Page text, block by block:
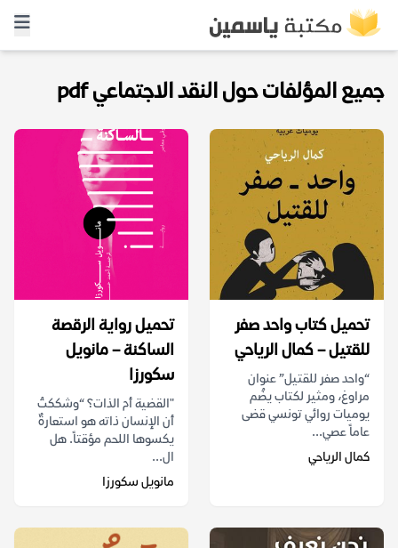
جميع المؤلفات حول النقد الاجتماعي pdf
تحميل كتاب واحد صفر
للقتيل – كمال الرياحي
“واحد صفر للقتيل” عنوان
مراوغ، ومثير لكتاب يضُم
يوميات روائي تونسي قضى
عاماً عصي...
كمال الرياحي
تحميل رواية الرقصة
الساكنة – مانويل
سكورزا
"القضية أم الذات؟ “وشككتُ
أن الإنسان ذاته هو استعارةٌ
يكسوها اللحم مؤقتاً. هل
ال...
مانويل سكورزا